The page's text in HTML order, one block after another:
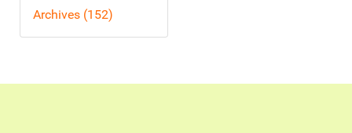
Archives (152)